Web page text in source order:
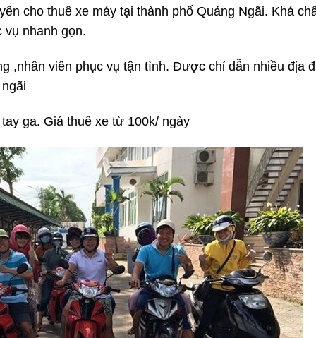
cho thuê xe máy tại thành phố Quảng Ngãi. Khá
vụ nhanh gọn.
,nhân viên phục vụ tận tình. Được chỉ dẫn nhiều địa
ga. Giá thuê xe từ 100k/ ngày